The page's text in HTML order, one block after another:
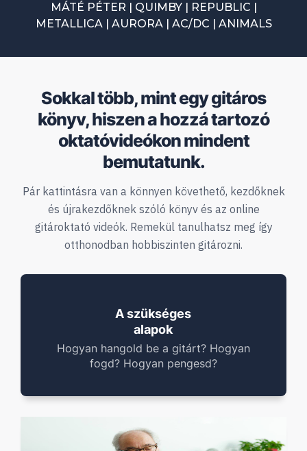
MÁTÉ PÉTER | QUIMBY | REPUBLIC |
METALLICA | AURORA | AC/DC | ANIMALS
Sokkal több, mint egy gitáros
könyv, hiszen a hozzá tartozó
oktatóvideókon mindent
bemutatunk.
Pár kattintásra van a könnyen követhető, kezdőknek
és újrakezdőknek szóló könyv és az online
gitároktató videók. Remekül tanulhatsz meg így
otthonodban hobbiszinten gitározni.
A szükséges
alapok
Hogyan hangold be a gitárt? Hogyan
fogd? Hogyan pengesd?